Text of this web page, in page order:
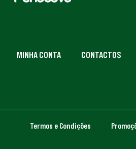
MINHA CONTA CONTACTOS
Termos e Condições